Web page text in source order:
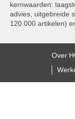
kernwaarden:
advies, uitgebreide
120.000 artikelen)
Over